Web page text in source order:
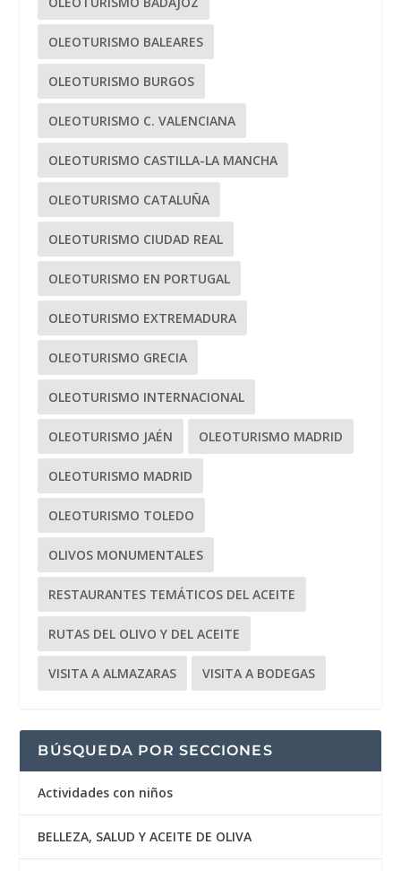
OLEOTURISMO BALEARES
OLEOTURISMO BURGOS
OLEOTURISMO C. VALENCIANA
OLEOTURISMO CASTILLA-LA MANCHA
OLEOTURISMO CATALUÑA
OLEOTURISMO CIUDAD REAL
OLEOTURISMO EN PORTUGAL
OLEOTURISMO EXTREMADURA
OLEOTURISMO GRECIA
OLEOTURISMO INTERNACIONAL
OLEOTURISMO JAÉN OLEOTURISMO MADRID
OLEOTURISMO MADRID
OLEOTURISMO TOLEDO
OLIVOS MONUMENTALES
RESTAURANTES TEMÁTICOS DEL ACEITE
RUTAS DEL OLIVO Y DEL ACEITE
VISITA A ALMAZARAS VISITA A BODEGAS
BÚSQUEDA POR SECCIONES
Actividades con niños
BELLEZA, SALUD Y ACEITE DE OLIVA